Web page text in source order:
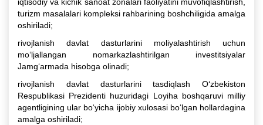
turizm masalalari kompleksi rahbarining boshchiligida amalga
oshiriladi;
rivojlanish davlat dasturlarini moliyalashtirish uchun
mo‘ljallangan nomarkazlashtirilgan investitsiyalar
Jamg‘armada hisobga olinadi;
rivojlanish davlat dasturlarini tasdiqlash O‘zbekiston
Respublikasi Prezidenti huzuridagi Loyiha boshqaruvi milliy
agentligining ular bo‘yicha ijobiy xulosasi bo‘lgan hollardagina
amalga oshiriladi;